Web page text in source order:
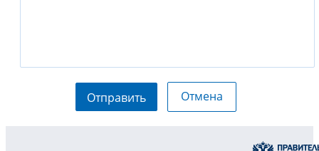
Отправить Отмена